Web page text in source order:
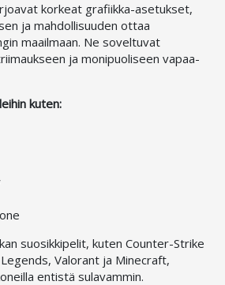
korkeat grafiikka-asetukset,
ja mahdollisuuden ottaa
maailmaan. Ne soveltuvat
ja monipuoliseen vapaa-
kuten:
suosikkipelit, kuten Counter-Strike
Valorant ja Minecraft,
entistä sulavammin.